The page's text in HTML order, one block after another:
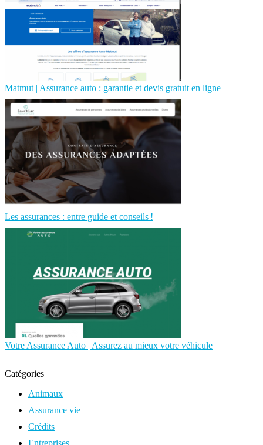
Matmut | Assurance auto : garantie et devis gratuit en ligne
Les assurances : entre guide et conseils !
Votre Assurance Auto | Assurez au mieux votre véhicule
Catégories
Animaux
Assurance vie
Crédits
Entreprises